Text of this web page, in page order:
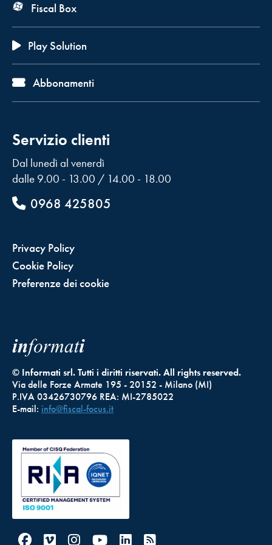
Fiscal Box
Play Solution
Abbonamenti
Servizio clienti
Dal lunedì al venerdì
dalle 9.00 - 13.00 / 14.00 - 18.00
0968 425805
Privacy Policy
Cookie Policy
Preferenze dei cookie
© Informati srl. Tutti i diritti riservati. All rights reserved.
Via delle Forze Armate 195 - 20152 - Milano (MI)
P.IVA 03426730796 REA: MI-2785022
E-mail: info@fiscal-focus.it